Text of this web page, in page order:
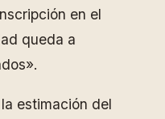
en el
queda a
estimación del